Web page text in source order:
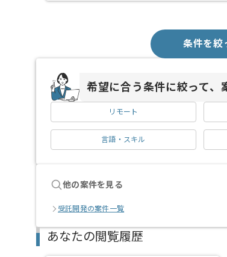
条件を絞
希望に合う条件に絞って、
リモート
言語・スキル
他の案件を見る
受託開発の案件一覧
あなたの閲覧履歴